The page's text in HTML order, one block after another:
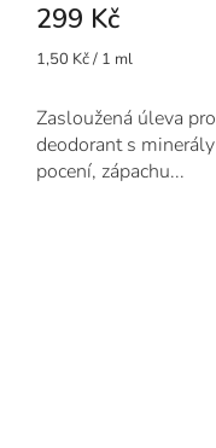
299 Kč
Měrná
1,50 Kč / 1 ml
Zasloužená úleva
deodorant s
pocení, zápachu...